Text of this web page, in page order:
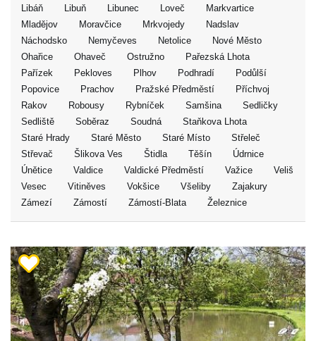
Libáň
Libuň Libunec Loveč
Markvartice
Mladějov
Moravčice Mrkvojedy
Nadslav
Náchodsko
Nemyčeves Netolice
Nové Město
Ohařice
Ohaveč Ostružno
Pařezská Lhota
Pařízek
Pekloves Plhov Podhradí
Podůlší
Popovice
Prachov Pražské Předměstí
Příchvoj
Rakov
Robousy Rybníček Samšina
Sedličky
Sedliště
Soběraz Soudná
Staňkova Lhota
Staré Hrady
Staré Město Staré Místo
Střeleč
Střevač
Šlikova Ves Štidla Těšín
Údrnice
Únětice
Valdice Valdické Předměstí Važice
Veliš
Vesec
Vitiněves Vokšice Všeliby
Zajakury
Zámezí
Zámostí Zámostí-Blata Železnice